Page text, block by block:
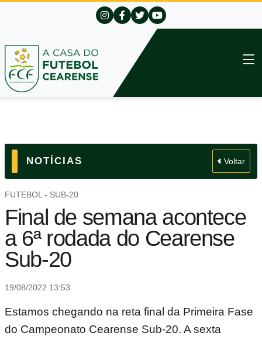
NOTÍCIAS Voltar
FUTEBOL - SUB-20
Final de semana acontece
a 6ª rodada do Cearense
Sub-20
19/08/2022 13:53
Estamos chegando na reta final da Primeira Fase
do Campeonato Cearense Sub-20. A sexta